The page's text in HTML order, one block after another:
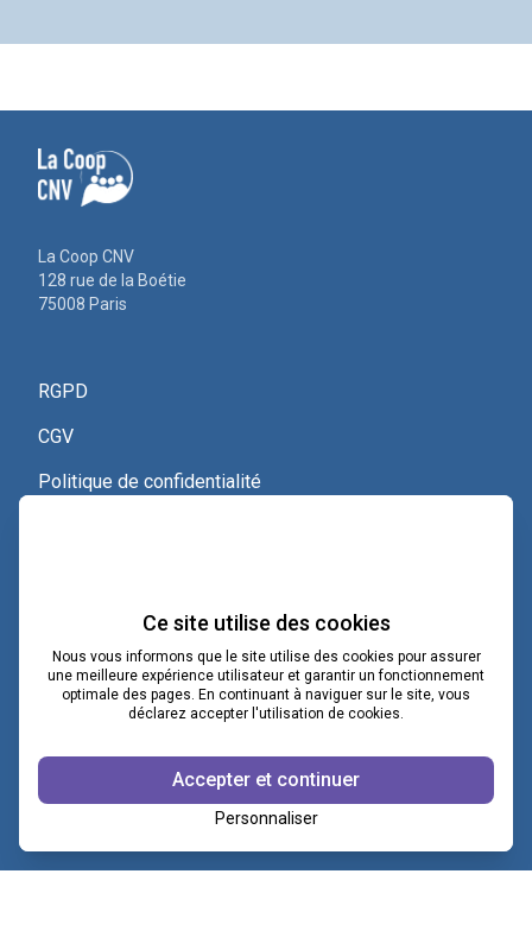
La Coop CNV
128 rue de la Boétie
75008 Paris
RGPD
CGV
Politique de confidentialité
Voir le certificat Qualiopi
contact@lacoopcnv.com
La page Linkedin de La Coop CNV
Notre chaîne Webikeo
Ce site utilise des cookies
Nous vous informons que le site utilise des cookies pour assurer
une meilleure expérience utilisateur et garantir un fonctionnement
optimale des pages. En continuant à naviguer sur le site, vous
déclarez accepter l'utilisation de cookies.
Accepter et continuer
Personnaliser